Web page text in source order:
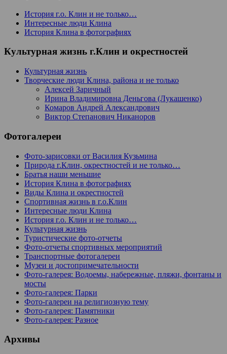
История г.о. Клин и не только…
Интересные люди Клина
История Клина в фотографиях
Культурная жизнь г.Клин и окрестностей
Культурная жизнь
Творческие люди Клина, района и не только
Алексей Заричный
Ирина Владимировна Деньгова (Лукашенко)
Комаров Андрей Александрович
Виктор Степанович Никаноров
Фотогалереи
Фото-зарисовки от Василия Кузьмина
Природа г.Клин, окрестностей и не только…
Братья наши меньшие
История Клина в фотографиях
Виды Клина и окрестностей
Спортивная жизнь в г.о.Клин
Интересные люди Клина
История г.о. Клин и не только…
Культурная жизнь
Туристические фото-отчеты
Фото-отчеты спортивных мероприятий
Транспортные фотогалереи
Музеи и достопримечательности
Фото-галерея: Водоемы, набережные, пляжи, фонтаны и
мосты
Фото-галерея: Парки
Фото-галереи на религиозную тему
Фото-галерея: Памятники
Фото-галерея: Разное
Архивы